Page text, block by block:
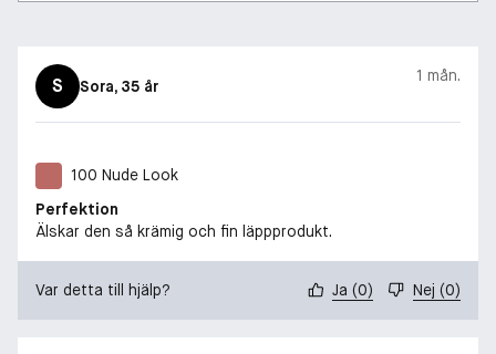
S Sora, 35 år
1 mån.
100 Nude Look
Perfektion
Älskar den så krämig och fin läppprodukt.
Var detta till hjälp? Ja (0) Nej (0)